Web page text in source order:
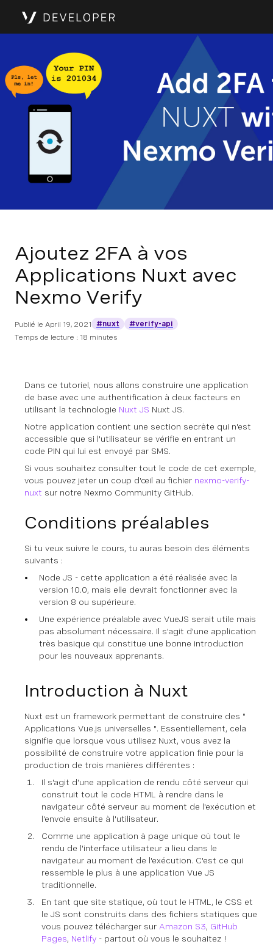
Ajoutez 2FA à vos
Applications Nuxt avec
Nexmo Verify
Publié le April 19, 2021 #nuxt
#verify-api
Temps de lecture : 18 minutes
Dans ce tutoriel, nous allons construire une application
de base avec une authentification à deux facteurs en
utilisant la technologie Nuxt JS Nuxt JS.
Notre application contient une section secrète qui n'est
accessible que si l'utilisateur se vérifie en entrant un
code PIN qui lui est envoyé par SMS.
Si vous souhaitez consulter tout le code de cet exemple,
vous pouvez jeter un coup d'œil au fichier nexmo-verify-
nuxt sur notre Nexmo Community GitHub.
Conditions préalables
Si tu veux suivre le cours, tu auras besoin des éléments
suivants :
Node JS - cette application a été réalisée avec la
version 10.0, mais elle devrait fonctionner avec la
version 8 ou supérieure.
Une expérience préalable avec VueJS serait utile mais
pas absolument nécessaire. Il s'agit d'une application
très basique qui constitue une bonne introduction
pour les nouveaux apprenants.
Introduction à Nuxt
Nuxt est un framework permettant de construire des "
Applications Vue.js universelles ". Essentiellement, cela
signifie que lorsque vous utilisez Nuxt, vous avez la
possibilité de construire votre application finie pour la
production de trois manières différentes :
Il s'agit d'une application de rendu côté serveur qui
construit tout le code HTML à rendre dans le
navigateur côté serveur au moment de l'exécution et
l'envoie ensuite à l'utilisateur.
Comme une application à page unique où tout le
rendu de l'interface utilisateur a lieu dans le
navigateur au moment de l'exécution. C'est ce qui
ressemble le plus à une application Vue JS
traditionnelle.
En tant que site statique, où tout le HTML, le CSS et
le JS sont construits dans des fichiers statiques que
vous pouvez télécharger sur Amazon S3, GitHub
Pages, Netlify - partout où vous le souhaitez !